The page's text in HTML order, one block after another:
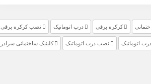
کرکره برقی درب اتوماتیک نصب کرکره برقی
اتوماتیک نصب درب اتوماتیک کلینیک ساختمانی سرادر